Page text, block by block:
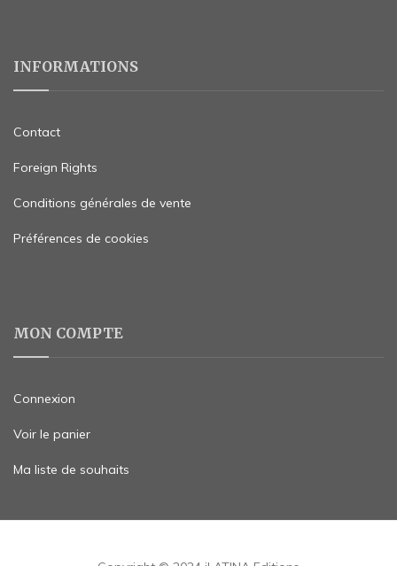
INFORMATIONS
Contact
Foreign Rights
Conditions générales de vente
Préférences de cookies
MON COMPTE
Connexion
Voir le panier
Ma liste de souhaits